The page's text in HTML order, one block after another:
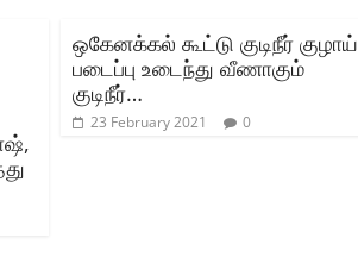
ஒகேனக்கல் கூட்டு குடிநீர் குழாய்
படைப்பு உடைந்து வீணாகும்
குடிநீர்…
23 February 2021 0